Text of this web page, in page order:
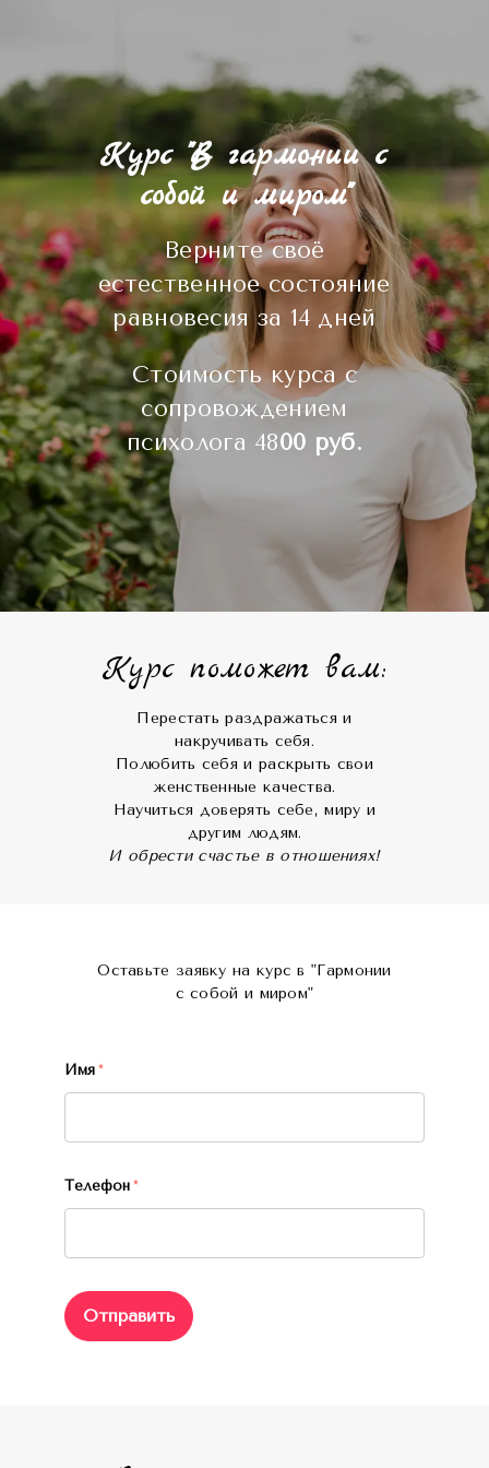
Курс "В гармонии с
собой и миром"
Верните своё
естественное состояние
равновесия за 14 дней
Стоимость курса с
сопровождением
психолога 4800 руб.
Курс поможет вам:
Перестать раздражаться и
накручивать себя.
Полюбить себя и раскрыть свои
женственные качества.
Научиться доверять себе, миру и
другим людям.
И обрести счастье в отношениях!
Оставьте заявку на курс в "Гармонии
с собой и миром"
Имя *
Телефон *
Отправить